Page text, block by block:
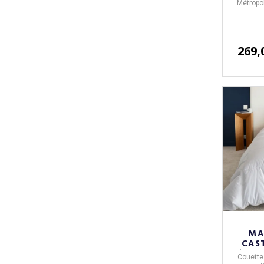
Couette